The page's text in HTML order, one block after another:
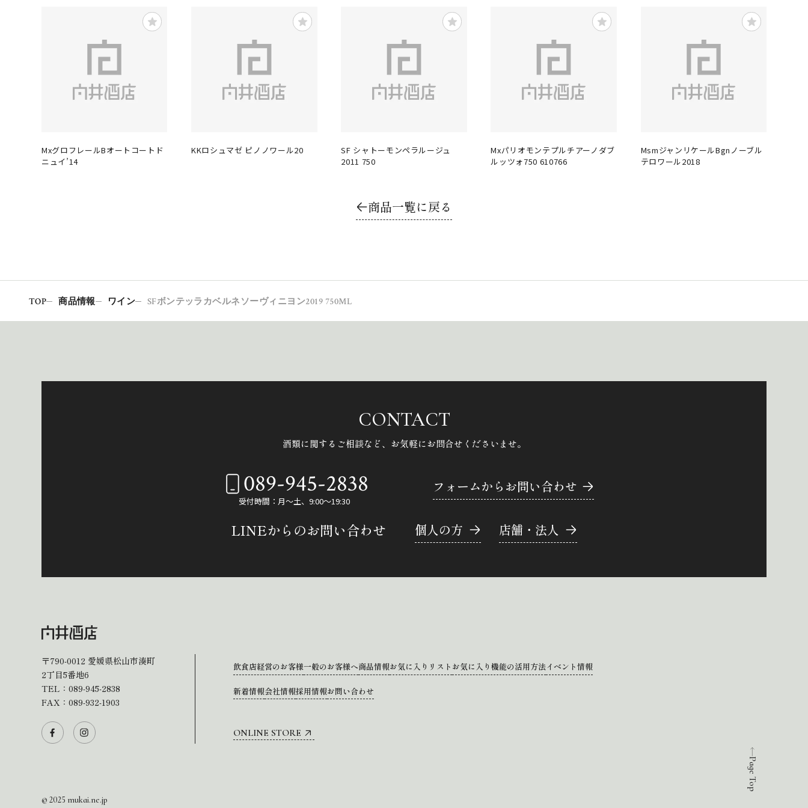
MxグロフレールBオートコートド
ニュイ’14
KKロシュマゼ ピノノワール20
SF シャトーモンペラルージュ
2011 750
Mxパリオモンテプルチアーノダブ
ルッツォ750 610766
MsmジャンリケールBgnノーブル
テロワール2018
商品一覧に戻る
TOP 商品情報 ワイン SFボンテッラカベルネソーヴィニヨン2019 750ML
Page Top
CONTACT
酒類に関するご相談など、 お気軽にお問合せくださいませ。
089-945-2838
受付時間：月～土、9:00～19:30
フォームからお問い合わせ
LINEからのお問い合わせ 個人の方 店舗・法人
〒790-0012 愛媛県松山市湊町
2丁目5番地6
TEL： 089-945-2838
FAX：089-932-1903
飲食店経営のお客様一般のお客様へ商品情報お気に入りリスト お気に入り機能の活用方法イベント情報
新着情報会社情報採用情報お問い合わせ
ONLINE STORE
© 2025 mukai.ne.jp